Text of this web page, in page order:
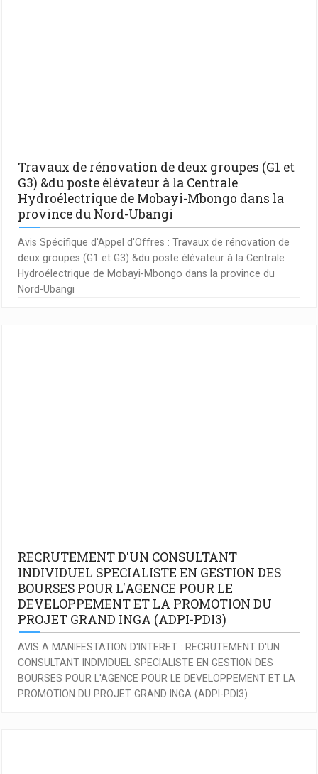
Travaux de rénovation de deux groupes (G1 et
G3) &du poste élévateur à la Centrale
Hydroélectrique de Mobayi-Mbongo dans la
province du Nord-Ubangi
Avis Spécifique d'Appel d'Offres : Travaux de rénovation de
deux groupes (G1 et G3) &du poste élévateur à la Centrale
Hydroélectrique de Mobayi-Mbongo dans la province du
Nord-Ubangi
RECRUTEMENT D'UN CONSULTANT
INDIVIDUEL SPECIALISTE EN GESTION DES
BOURSES POUR L'AGENCE POUR LE
DEVELOPPEMENT ET LA PROMOTION DU
PROJET GRAND INGA (ADPI-PDI3)
AVIS A MANIFESTATION D'INTERET : RECRUTEMENT D'UN
CONSULTANT INDIVIDUEL SPECIALISTE EN GESTION DES
BOURSES POUR L'AGENCE POUR LE DEVELOPPEMENT ET LA
PROMOTION DU PROJET GRAND INGA (ADPI-PDI3)